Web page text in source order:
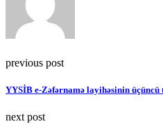
previous post
YYSİB e-Zəfərnamə layihəsinin
next post